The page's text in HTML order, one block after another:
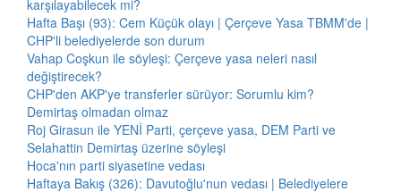
karşılayabilecek mi?
Hafta Başı (93): Cem Küçük olayı | Çerçeve Yasa TBMM'de |
CHP'li belediyelerde son durum
Vahap Coşkun ile söyleşi: Çerçeve yasa neleri nasıl
değiştirecek?
CHP'den AKP'ye transferler sürüyor: Sorumlu kim?
Demirtaş olmadan olmaz
Roj Girasun ile YENİ Parti, çerçeve yasa, DEM Parti ve
Selahattin Demirtaş üzerine söyleşi
Hoca'nın parti siyasetine vedası
Haftaya Bakış (326): Davutoğlu'nun vedası | Belediyelere